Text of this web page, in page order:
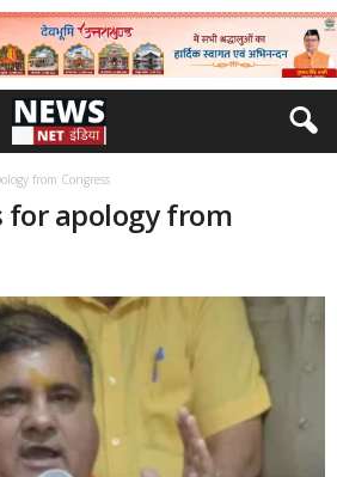
from Congress
for apology from